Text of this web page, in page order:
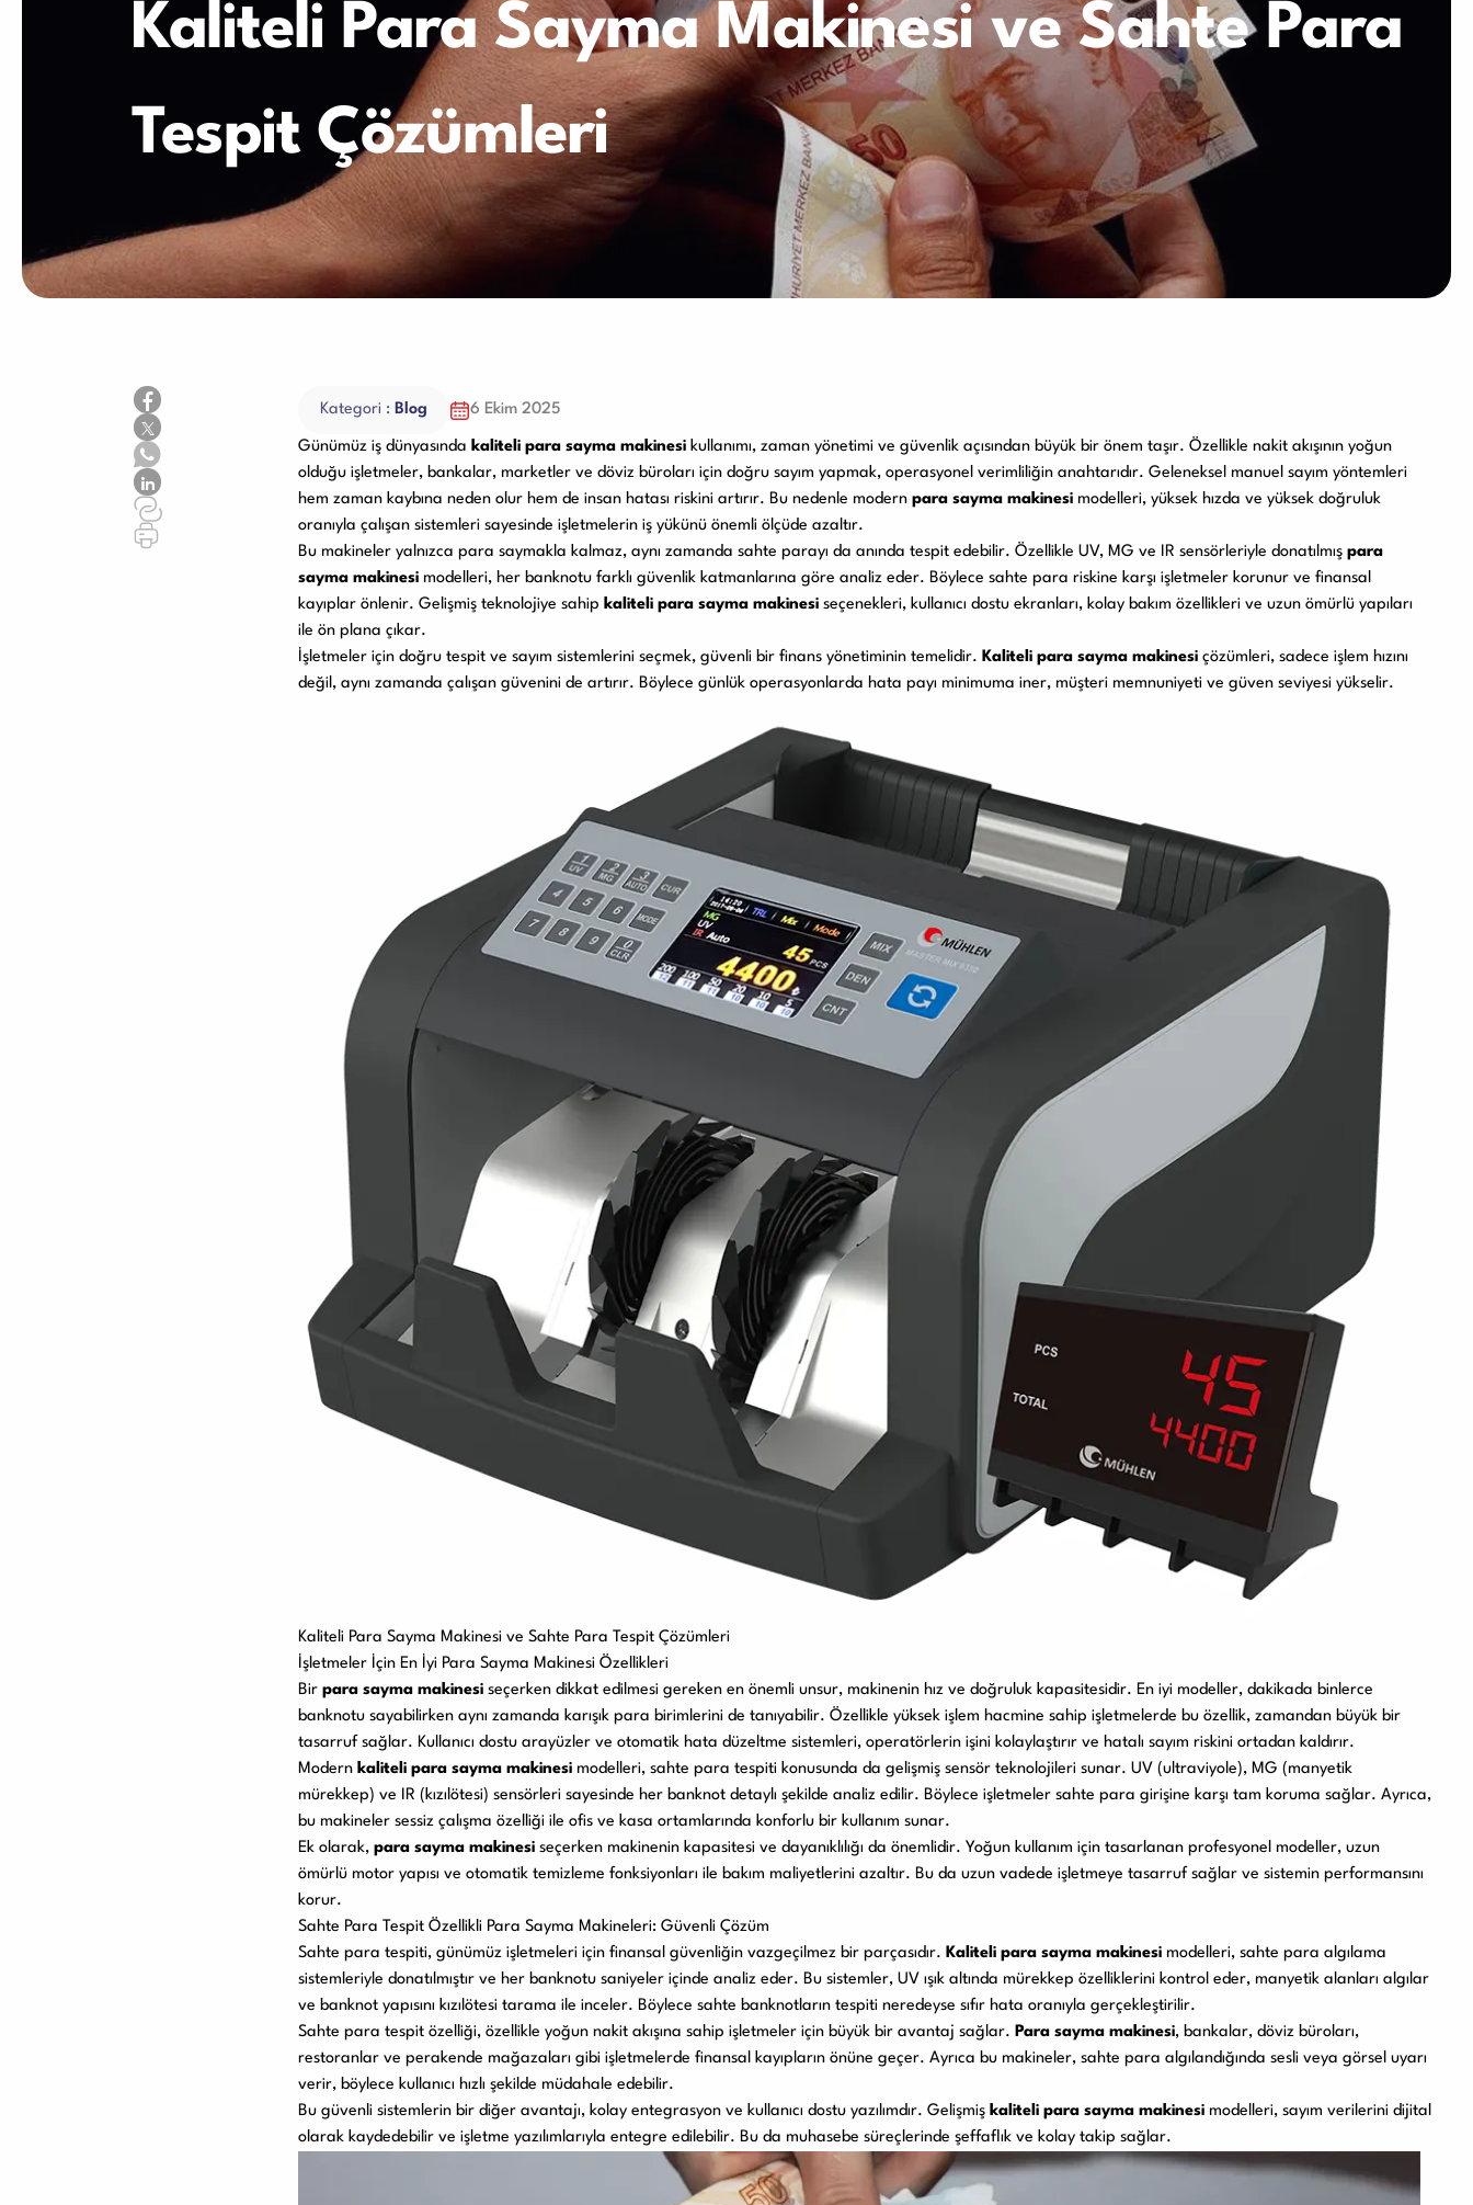
Sarf Malzemeleri Paketleme Dolgu Makinaları Diğer Ürünler
Kaliteli Para Sayma Makinesi ve Sahte Para
Tespit Çözümleri
Kategori : Blog 6 Ekim 2025
Günümüz iş dünyasında kaliteli para sayma makinesi kullanımı, zaman yönetimi ve güvenlik açısından büyük bir önem taşır. Özellikle nakit akışının yoğun
olduğu işletmeler, bankalar, marketler ve döviz büroları için doğru sayım yapmak, operasyonel verimliliğin anahtarıdır. Geleneksel manuel sayım yöntemleri
hem zaman kaybına neden olur hem de insan hatası riskini artırır. Bu nedenle modern para sayma makinesi modelleri, yüksek hızda ve yüksek doğruluk
oranıyla çalışan sistemleri sayesinde işletmelerin iş yükünü önemli ölçüde azaltır.
Bu makineler yalnızca para saymakla kalmaz, aynı zamanda sahte parayı da anında tespit edebilir. Özellikle UV, MG ve IR sensörleriyle donatılmış para
sayma makinesi modelleri, her banknotu farklı güvenlik katmanlarına göre analiz eder. Böylece sahte para riskine karşı işletmeler korunur ve finansal
kayıplar önlenir. Gelişmiş teknolojiye sahip kaliteli para sayma makinesi seçenekleri, kullanıcı dostu ekranları, kolay bakım özellikleri ve uzun ömürlü yapıları
ile ön plana çıkar.
İşletmeler için doğru tespit ve sayım sistemlerini seçmek, güvenli bir finans yönetiminin temelidir. Kaliteli para sayma makinesi çözümleri, sadece işlem hızını
değil, aynı zamanda çalışan güvenini de artırır. Böylece günlük operasyonlarda hata payı minimuma iner, müşteri memnuniyeti ve güven seviyesi yükselir.
Kaliteli Para Sayma Makinesi ve Sahte Para Tespit Çözümleri
İşletmeler İçin En İyi Para Sayma Makinesi Özellikleri
Bir para sayma makinesi seçerken dikkat edilmesi gereken en önemli unsur, makinenin hız ve doğruluk kapasitesidir. En iyi modeller, dakikada binlerce
banknotu sayabilirken aynı zamanda karışık para birimlerini de tanıyabilir. Özellikle yüksek işlem hacmine sahip işletmelerde bu özellik, zamandan büyük bir
tasarruf sağlar. Kullanıcı dostu arayüzler ve otomatik hata düzeltme sistemleri, operatörlerin işini kolaylaştırır ve hatalı sayım riskini ortadan kaldırır.
Modern kaliteli para sayma makinesi modelleri, sahte para tespiti konusunda da gelişmiş sensör teknolojileri sunar. UV (ultraviyole), MG (manyetik
mürekkep) ve IR (kızılötesi) sensörleri sayesinde her banknot detaylı şekilde analiz edilir. Böylece işletmeler sahte para girişine karşı tam koruma sağlar. Ayrıca,
bu makineler sessiz çalışma özelliği ile ofis ve kasa ortamlarında konforlu bir kullanım sunar.
Ek olarak, para sayma makinesi seçerken makinenin kapasitesi ve dayanıklılığı da önemlidir. Yoğun kullanım için tasarlanan profesyonel modeller, uzun
ömürlü motor yapısı ve otomatik temizleme fonksiyonları ile bakım maliyetlerini azaltır. Bu da uzun vadede işletmeye tasarruf sağlar ve sistemin performansını
korur.
Sahte Para Tespit Özellikli Para Sayma Makineleri: Güvenli Çözüm
Sahte para tespiti, günümüz işletmeleri için finansal güvenliğin vazgeçilmez bir parçasıdır. Kaliteli para sayma makinesi modelleri, sahte para algılama
sistemleriyle donatılmıştır ve her banknotu saniyeler içinde analiz eder. Bu sistemler, UV ışık altında mürekkep özelliklerini kontrol eder, manyetik alanları algılar
ve banknot yapısını kızılötesi tarama ile inceler. Böylece sahte banknotların tespiti neredeyse sıfır hata oranıyla gerçekleştirilir.
Sahte para tespit özelliği, özellikle yoğun nakit akışına sahip işletmeler için büyük bir avantaj sağlar. Para sayma makinesi, bankalar, döviz büroları,
restoranlar ve perakende mağazaları gibi işletmelerde finansal kayıpların önüne geçer. Ayrıca bu makineler, sahte para algılandığında sesli veya görsel uyarı
verir, böylece kullanıcı hızlı şekilde müdahale edebilir.
Bu güvenli sistemlerin bir diğer avantajı, kolay entegrasyon ve kullanıcı dostu yazılımdır. Gelişmiş kaliteli para sayma makinesi modelleri, sayım verilerini dijital
olarak kaydedebilir ve işletme yazılımlarıyla entegre edilebilir. Bu da muhasebe süreçlerinde şeffaflık ve kolay takip sağlar.